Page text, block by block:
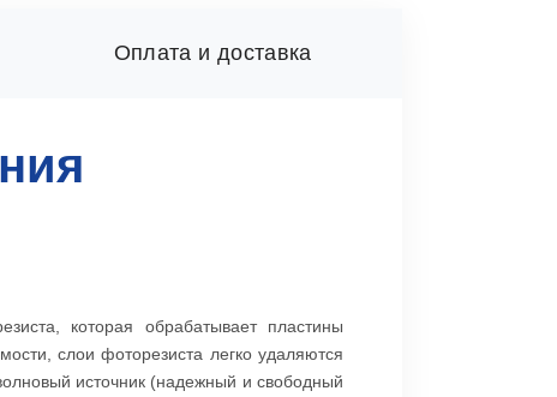
Оплата и доставка
которая обрабатывает пластины
слои фоторезиста легко удаляются
источник (надежный и свободный